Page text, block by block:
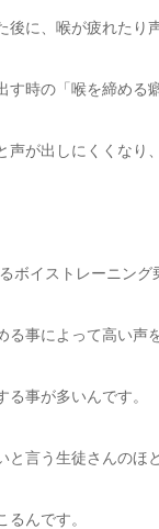
後に、喉が疲れたり
時の「喉を締める
声が出しにくくなり
ボイストレーニン
る事によって高い声
る事が多いんです。
と言う生徒さんのほ
んです。